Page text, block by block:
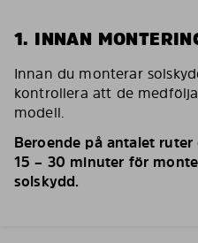
1. INNAN
Innan du monterar
kontrollera att de
modell.
Beroende på antalet
15 – 30 minuter för
solskydd.